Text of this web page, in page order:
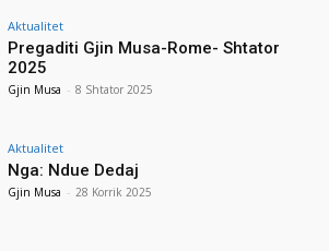
Aktualitet
Pregaditi Gjin Musa-Rome- Shtator
2025
Gjin Musa - 8 Shtator 2025
Aktualitet
Nga: Ndue Dedaj
Gjin Musa - 28 Korrik 2025